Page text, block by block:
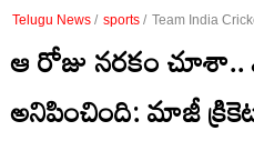
Telugu News / sports / Team India
ఆ రోజు నరకం చూశా..
అనిపించింది: మాజీ